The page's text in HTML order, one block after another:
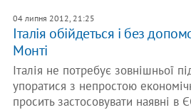
04 липня 2012, 21:25
Італія обійдеться і без
Монті
Італія не потребує зовнішньої
упоратися з непростою
просить застосовувати наявні в